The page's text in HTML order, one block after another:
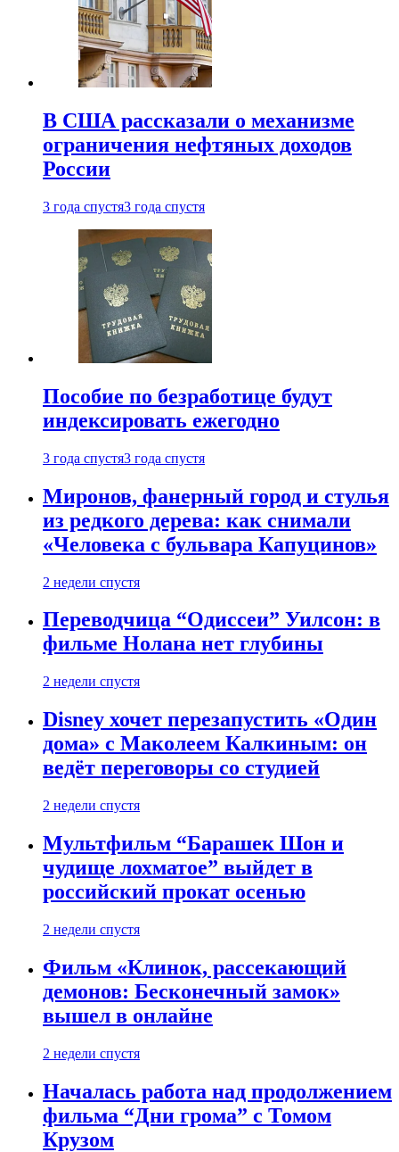
В США рассказали о механизме
ограничения нефтяных доходов
России
3 года спустя3 года спустя
Пособие по безработице будут
индексировать ежегодно
3 года спустя3 года спустя
Миронов, фанерный город и стулья
из редкого дерева: как снимали
«Человека с бульвара Капуцинов»
2 недели спустя
Переводчица “Одиссеи” Уилсон: в
фильме Нолана нет глубины
2 недели спустя
Disney хочет перезапустить «Один
дома» с Маколеем Калкиным: он
ведёт переговоры со студией
2 недели спустя
Мультфильм “Барашек Шон и
чудище лохматое” выйдет в
российский прокат осенью
2 недели спустя
Фильм «Клинок, рассекающий
демонов: Бесконечный замок»
вышел в онлайне
2 недели спустя
Началась работа над продолжением
фильма “Дни грома” с Томом
Крузом